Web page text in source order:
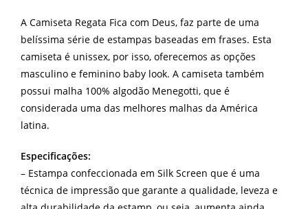
A Camiseta Regata Fica com Deus, faz parte de uma
belíssima série de estampas baseadas em frases. Esta
camiseta é unissex, por isso, oferecemos as opções
masculino e feminino baby look. A camiseta também
possui malha 100% algodão Menegotti, que é
considerada uma das melhores malhas da América
latina.
Especificações:
– Estampa confeccionada em Silk Screen que é uma
técnica de impressão que garante a qualidade, leveza e